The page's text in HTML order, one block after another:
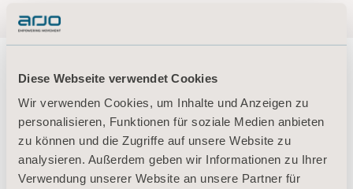
Diese Webseite verwendet Cookies
Wir verwenden Cookies, um Inhalte und Anzeigen zu
personalisieren, Funktionen für soziale Medien anbieten
zu können und die Zugriffe auf unsere Website zu
analysieren. Außerdem geben wir Informationen zu Ihrer
Verwendung unserer Website an unsere Partner für
About us
Produkte